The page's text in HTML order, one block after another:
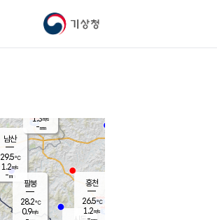
기상청
남산
29.5℃
1.2m/s
-mm
팔봉
28.2℃
0.9m/s
홍천
26.5℃
1.2m/s
1.3m/s
-mm